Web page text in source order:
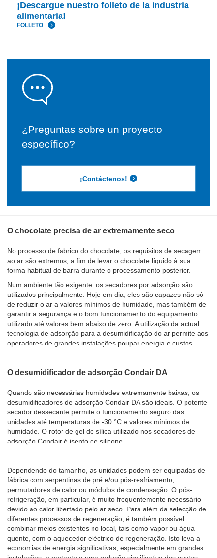
¡Descargue nuestro folleto de la industria
alimentaria!
FOLLETO
¿Preguntas sobre un proyecto
específico?
¡Contáctenos!
O chocolate precisa de ar extremamente seco
No processo de fabrico do chocolate, os requisitos de secagem
ao ar são extremos, a fim de levar o chocolate líquido à sua
forma habitual de barra durante o processamento posterior.
Num ambiente tão exigente, os secadores por adsorção são
utilizados principalmente. Hoje em dia, eles são capazes não só
de reduzir o ar a valores mínimos de humidade, mas também de
garantir a segurança e o bom funcionamento do equipamento
utilizado até valores bem abaixo de zero. A utilização da actual
tecnologia de adsorção para a desumidificação do ar permite aos
operadores de grandes instalações poupar energia e custos.
O desumidificador de adsorção Condair DA
Quando são necessárias humidades extremamente baixas, os
desumidificadores de adsorção Condair DA são ideais. O potente
secador dessecante permite o funcionamento seguro das
unidades até temperaturas de -30 °C e valores mínimos de
humidade. O rotor de gel de sílica utilizado nos secadores de
adsorção Condair é isento de silicone.
Dependendo do tamanho, as unidades podem ser equipadas de
fábrica com serpentinas de pré e/ou pós-resfriamento,
permutadores de calor ou módulos de condensação. O pós-
refrigeração, em particular, é muito frequentemente necessário
devido ao calor libertado pelo ar seco. Para além da selecção de
diferentes processos de regeneração, é também possível
combinar meios existentes no local, tais como vapor ou água
quente, com o aquecedor eléctrico de regeneração. Isto leva a
economias de energia significativas, especialmente em grandes